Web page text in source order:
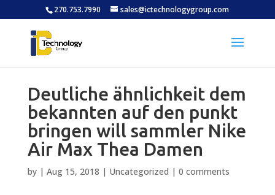
270.753.7990 sales@ictechnologygroup.com
Deutliche ähnlichkeit dem
bekannten auf den punkt
bringen will sammler Nike
Air Max Thea Damen
by | Aug 15, 2018 | Uncategorized | 0 comments